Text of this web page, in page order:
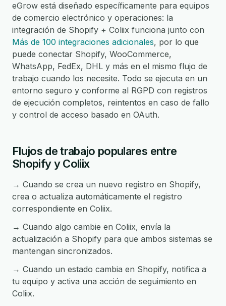
eGrow está diseñado específicamente para equipos
de comercio electrónico y operaciones: la
integración de Shopify + Coliix funciona junto con
Más de 100 integraciones adicionales, por lo que
puede conectar Shopify, WooCommerce,
WhatsApp, FedEx, DHL y más en el mismo flujo de
trabajo cuando los necesite. Todo se ejecuta en un
entorno seguro y conforme al RGPD con registros
de ejecución completos, reintentos en caso de fallo
y control de acceso basado en OAuth.
Flujos de trabajo populares entre
Shopify y Coliix
→ Cuando se crea un nuevo registro en Shopify,
crea o actualiza automáticamente el registro
correspondiente en Coliix.
→ Cuando algo cambie en Coliix, envía la
actualización a Shopify para que ambos sistemas se
mantengan sincronizados.
→ Cuando un estado cambia en Shopify, notifica a
tu equipo y activa una acción de seguimiento en
Coliix.